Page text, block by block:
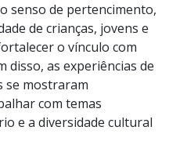
senso de pertencimento,
de crianças, jovens e
o vínculo com
disso, as experiências de
se mostraram
com temas
e a diversidade cultural